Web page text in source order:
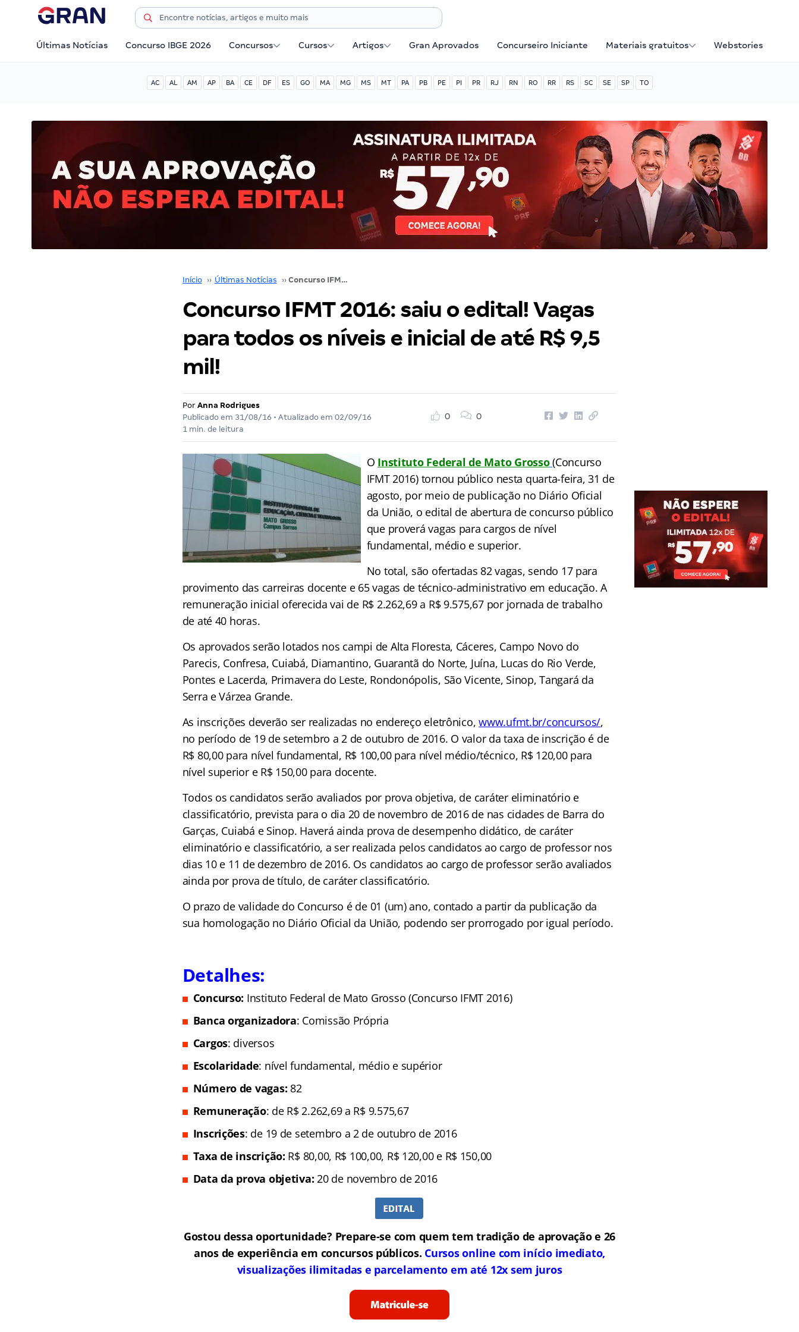
Últimas Notícias Concurso IBGE 2026 Concursos Cursos Artigos Gran Aprovados Concurseiro Iniciante Materiais gratuitos Webstories
AC AL AM AP BA CE DF ES GO MA MG MS MT PA PB PE PI PR RJ RN RO RR RS SC SE SP TO
Início ›› Últimas Notícias ›› Concurso IFMT 2016: saiu o edital! Vagas para todos os níveis e inicial de até R$ 9,5 mil!
Concurso IFMT 2016: saiu o edital! Vagas
para todos os níveis e inicial de até R$ 9,5
mil!
Por Anna Rodrigues
Publicado em 31/08/16 • Atualizado em 02/09/16
1 min. de leitura
0 0
O Instituto Federal de Mato Grosso(Concurso
IFMT 2016) tornou público nesta quarta-feira, 31 de
agosto, por meio de publicação no Diário Oficial
da União, o edital de abertura de concurso público
que proverá vagas para cargos de nível
fundamental, médio e superior.
No total, são ofertadas 82 vagas, sendo 17 para
provimento das carreiras docente e 65 vagas de técnico-administrativo em educação. A
remuneração inicial oferecida vai de R$ 2.262,69 a R$ 9.575,67 por jornada de trabalho
de até 40 horas.
Os aprovados serão lotados nos campi de Alta Floresta, Cáceres, Campo Novo do
Parecis, Confresa, Cuiabá, Diamantino, Guarantã do Norte, Juína, Lucas do Rio Verde,
Pontes e Lacerda, Primavera do Leste, Rondonópolis, São Vicente, Sinop, Tangará da
Serra e Várzea Grande.
As inscrições deverão ser realizadas no endereço eletrônico,www.ufmt.br/concursos/,
no período de 19 de setembro a 2 de outubro de 2016. O valor da taxa de inscrição é de
R$ 80,00 para nível fundamental, R$ 100,00 para nível médio/técnico, R$ 120,00 para
nível superior e R$ 150,00 para docente.
Todos os candidatos serão avaliados por prova objetiva, de caráter eliminatório e
classificatório, prevista para o dia 20 de novembro de 2016 de nas cidades de Barra do
Garças, Cuiabá e Sinop. Haverá ainda prova de desempenho didático, de caráter
eliminatório e classificatório, a ser realizada pelos candidatos ao cargo de professor nos
dias 10 e 11 de dezembro de 2016. Os candidatos ao cargo de professor serão avaliados
ainda por prova de título, de caráter classificatório.
O prazo de validade do Concurso é de 01 (um) ano, contado a partir da publicação da
sua homologação no Diário Oficial da União, podendo ser prorrogado por igual período.
Detalhes:
Concurso: Instituto Federal de Mato Grosso (Concurso IFMT 2016)
Banca organizadora: Comissão Própria
Cargos: diversos
Escolaridade: nível fundamental, médio e supérior
Número de vagas: 82
Remuneração: de R$ 2.262,69 a R$ 9.575,67
Inscrições: de 19 de setembro a 2 de outubro de 2016
Taxa de inscrição: R$ 80,00, R$ 100,00, R$ 120,00 e R$ 150,00
Data da prova objetiva:20 de novembro de 2016
Gostou dessa oportunidade? Prepare-se com quem tem tradição de aprovação e 26
anos de experiência em concursos públicos. Cursos online com início imediato,
visualizações ilimitadas e parcelamento em até 12x sem juros